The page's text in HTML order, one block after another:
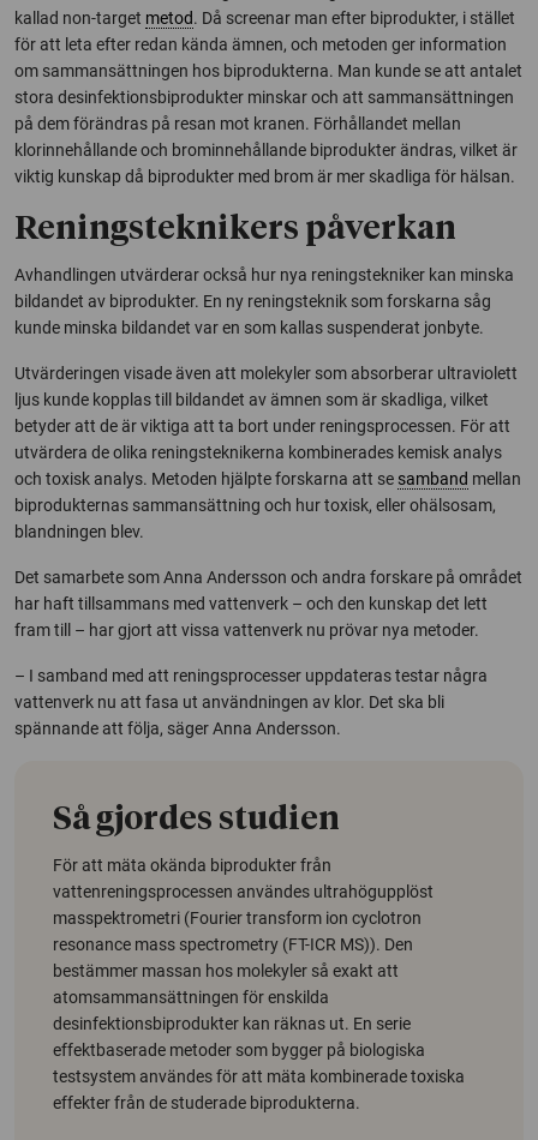
kallad non-target metod. Då screenar man efter biprodukter, i stället
för att leta efter redan kända ämnen, och metoden ger information
om sammansättningen hos biprodukterna. Man kunde se att antalet
stora desinfektionsbiprodukter minskar och att sammansättningen
på dem förändras på resan mot kranen. Förhållandet mellan
klorinnehållande och brominnehållande biprodukter ändras, vilket är
viktig kunskap då biprodukter med brom är mer skadliga för hälsan.
Reningsteknikers påverkan
Avhandlingen utvärderar också hur nya reningstekniker kan minska
bildandet av biprodukter. En ny reningsteknik som forskarna såg
kunde minska bildandet var en som kallas suspenderat jonbyte.
Utvärderingen visade även att molekyler som absorberar ultraviolett
ljus kunde kopplas till bildandet av ämnen som är skadliga, vilket
betyder att de är viktiga att ta bort under reningsprocessen. För att
utvärdera de olika reningsteknikerna kombinerades kemisk analys
och toxisk analys. Metoden hjälpte forskarna att se samband mellan
biprodukternas sammansättning och hur toxisk, eller ohälsosam,
blandningen blev.
Det samarbete som Anna Andersson och andra forskare på området
har haft tillsammans med vattenverk – och den kunskap det lett
fram till – har gjort att vissa vattenverk nu prövar nya metoder.
– I samband med att reningsprocesser uppdateras testar några
vattenverk nu att fasa ut användningen av klor. Det ska bli
spännande att följa, säger Anna Andersson.
Så gjordes studien
För att mäta okända biprodukter från
vattenreningsprocessen användes ultrahögupplöst
masspektrometri (Fourier transform ion cyclotron
resonance mass spectrometry (FT-ICR MS)). Den
bestämmer massan hos molekyler så exakt att
atomsammansättningen för enskilda
desinfektionsbiprodukter kan räknas ut. En serie
effektbaserade metoder som bygger på biologiska
testsystem användes för att mäta kombinerade toxiska
effekter från de studerade biprodukterna.